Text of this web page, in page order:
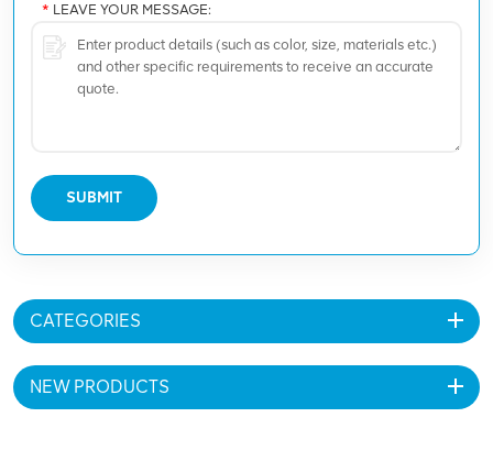
* LEAVE YOUR MESSAGE:
SUBMIT
CATEGORIES
NEW PRODUCTS